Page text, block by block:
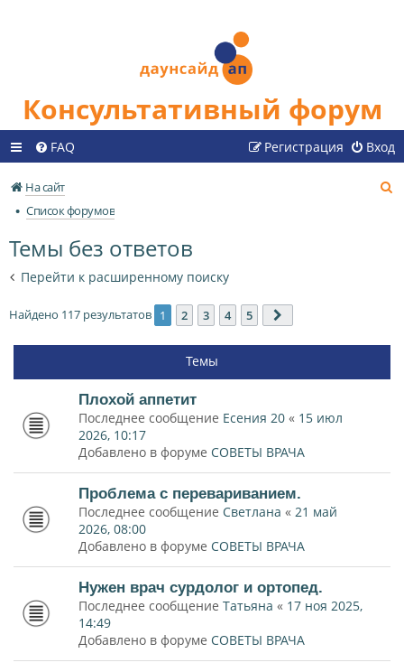
Консультативный форум
FAQ Вход
Регистрация
На сайт
Список форумов
Темы без ответов
Перейти к расширенному поиску
Найдено 117 результатов 1 2 3 4 5
Темы
Плохой аппетит
Последнее сообщение Есения 20 « 15 июл
2026, 10:17
Добавлено в форуме СОВЕТЫ ВРАЧА
Проблема с перевариванием.
Последнее сообщение Светлана « 21 май
2026, 08:00
Добавлено в форуме СОВЕТЫ ВРАЧА
Нужен врач сурдолог и ортопед.
Последнее сообщение Татьяна « 17 ноя 2025,
14:49
Добавлено в форуме СОВЕТЫ ВРАЧА